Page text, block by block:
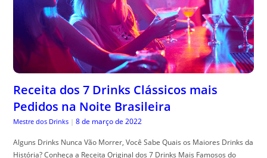
Receita dos 7 Drinks Clássicos mais
Pedidos na Noite Brasileira
Mestre dos Drinks | 8 de março de 2022
Alguns Drinks Nunca Vão Morrer, Você Sabe Quais os Maiores Drinks da
História? Conheça a Receita Original dos 7 Drinks Mais Famosos do